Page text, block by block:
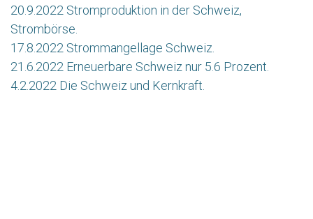
20.9.2022 Stromproduktion in der Schweiz,
Strombörse.
17.8.2022 Strommangellage Schweiz.
21.6.2022 Erneuerbare Schweiz nur 5.6 Prozent.
4.2.2022 Die Schweiz und Kernkraft.